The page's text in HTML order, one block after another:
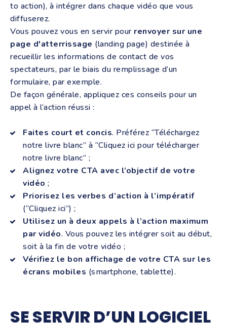
to action), à intégrer dans chaque vidéo que vous
diffuserez.
Vous pouvez vous en servir pour renvoyer sur une
page d'atterrissage (landing page) destinée à
recueillir les informations de contact de vos
spectateurs, par le biais du remplissage d’un
formulaire, par exemple.
De façon générale, appliquez ces conseils pour un
appel à l’action réussi :
Faites court et concis. Préférez “Téléchargez
notre livre blanc” à “Cliquez ici pour télécharger
notre livre blanc” ;
Alignez votre CTA avec l’objectif de votre
vidéo ;
Priorisez les verbes d’action à l’impératif
(“Cliquez ici”) ;
Utilisez un à deux appels à l’action maximum
par vidéo. Vous pouvez les intégrer soit au début,
soit à la fin de votre vidéo ;
Vérifiez le bon affichage de votre CTA sur les
écrans mobiles (smartphone, tablette).
SE SERVIR D’UN LOGICIEL